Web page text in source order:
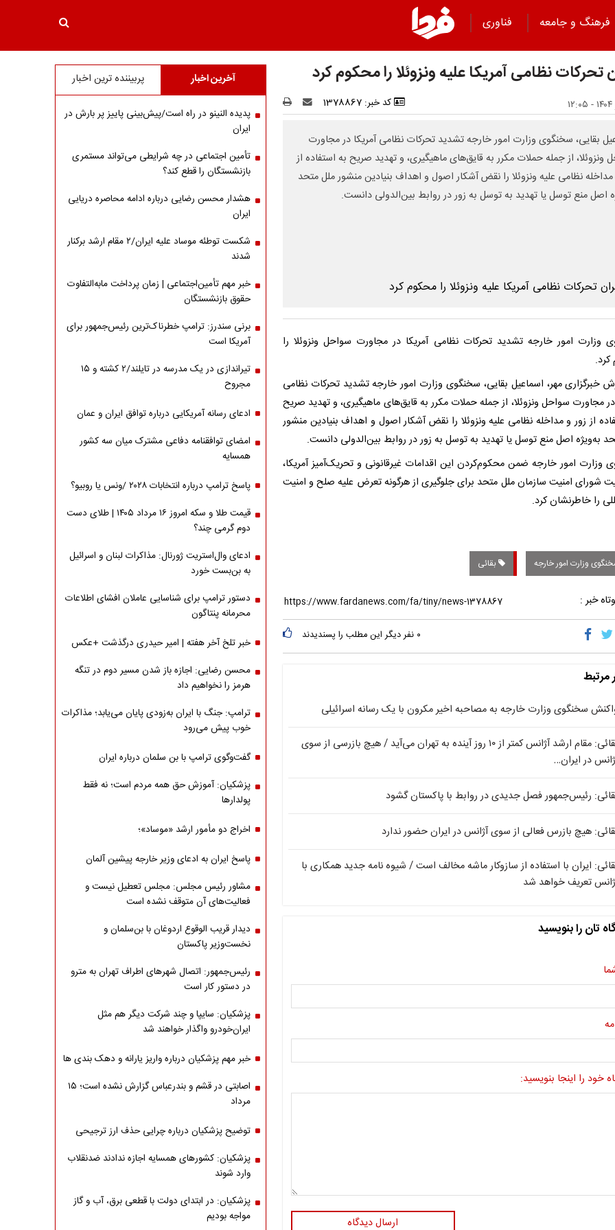
فرهنگ و جامعه
فناوری
تحرکات نظامی آمریکا علیه ونزوئلا را محکوم کرد
کد خبر: 1378867
بقایی، سخنگوی وزارت امور خارجه تشدید تحرکات نظامی آمریکا در مجاورت
ونزوئلا، از جمله حملات مکرر به قایق‌های ماهیگیری، و تهدید صریح به استفاده از
مداخله نظامی علیه ونزوئلا را نقض آشکار اصول و اهداف بنیادین منشور ملل متحد
اصل منع توسل یا تهدید به توسل به زور در روابط بین‌الدولی دانست.
وزارت امور خارجه تشدید تحرکات نظامی آمریکا در مجاورت سواحل ونزوئلا را
خبرگزاری مهر، اسماعیل بقایی، سخنگوی وزارت امور خارجه تشدید تحرکات نظامی
در مجاورت سواحل ونزوئلا، از جمله حملات مکرر به قایق‌های ماهیگیری، و تهدید صریح
از زور و مداخله نظامی علیه ونزوئلا را نقض آشکار اصول و اهداف بنیادین منشور
به‌ویژه اصل منع توسل یا تهدید به توسل به زور در روابط بین‌الدولی دانست.
وزارت امور خارجه ضمن محکوم‌کردن این اقدامات غیرقانونی و تحریک‌آمیز آمریکا،
شورای امنیت سازمان ملل متحد برای جلوگیری از هرگونه تعرض علیه صلح و امنیت
را خاطرنشان کرد.
وزارت امور خارجه بقائی
خبر :
۰ نفر دیگر این مطلب را پسندیدند
مرتبط
سخنگوی وزارت خارجه به مصاحبه اخیر مکرون با یک رسانه اسرائیلی
بقائی: مقام ارشد آژانس کمتر از ۱۰ روز آینده به تهران می‌آید / هیچ بازرسی از سوی
در ایران…
رئیس‌جمهور فصل جدیدی در روابط با پاکستان گشود
هیچ بازرس فعالی از سوی آژانس در ایران حضور ندارد
ایران با استفاده از سازوکار ماشه مخالف است / شیوه نامه جدید همکاری با
تعریف خواهد شد
تان را بنویسید
خود را اینجا بنویسید:
ارسال دیدگاه
آخرین اخبار پربیننده ترین اخبار
پدیده النینو در راه است/پیش‌بینی پاییز پر بارش در
ایران
تأمین اجتماعی در چه شرایطی می‌تواند مستمری
بازنشستگان را قطع کند؟
هشدار محسن رضایی درباره ادامه محاصره دریایی
ایران
شکست توطئه موساد علیه ایران/۲ مقام‌ ارشد برکنار
شدند
خبر مهم تأمین‌اجتماعی | زمان پرداخت مابه‌التفاوت
حقوق بازنشستگان
برنی سندرز: ترامپ خطرناک‌ترین رئیس‌جمهور برای
آمریکا است
تیراندازی در یک مدرسه در تایلند/۲ کشته و ۱۵
مجروح
ادعای رسانه آمریکایی درباره توافق ایران و عمان
امضای توافقنامه دفاعی مشترک میان سه کشور
همسایه
پاسخ ترامپ درباره انتخابات ۲۰۲۸ /ونس یا روبیو؟
قیمت طلا و سکه امروز ۱۶ مرداد ۱۴۰۵ | طلای دست
دوم گرمی چند؟
ادعای وال‌استریت ژورنال: مذاکرات لبنان و اسرائیل
به بن‌بست خورد
دستور ترامپ برای شناسایی عاملان افشای اطلاعات
محرمانه پنتاگون
خبر تلخ آخر هفته | امیر حیدری درگذشت +عکس
محسن رضایی: اجازه باز شدن مسیر دوم در تنگه
هرمز را نخواهیم داد
ترامپ: جنگ با ایران به‌زودی پایان می‌یابد؛ مذاکرات
خوب پیش می‌رود
گفت‌وگوی ترامپ با بن سلمان درباره ایران
پزشکیان: آموزش حق همه مردم است؛ نه فقط
پولدارها
اخراج دو مأمور ارشد «موساد»؛
پاسخ ایران به ادعای وزیر خارجه پیشین آلمان
مشاور رئیس مجلس: مجلس تعطیل نیست و
فعالیت‌های آن متوقف نشده است
دیدار قریب الوقوع اردوغان با بن‌سلمان و
نخست‌وزیر پاکستان
رئیس‌جمهور: اتصال شهرهای اطراف تهران به مترو
در دستور کار است
پزشکیان: سایپا و چند شرکت دیگر هم مثل
ایران‌خودرو واگذار خواهند شد
خبر مهم پزشکیان درباره واریز یارانه و دهک بندی ها
اصابتی در قشم و بندرعباس گزارش نشده است؛ ۱۵
مرداد
توضیح پزشکیان درباره چرایی حذف ارز ترجیحی
پزشکیان: کشورهای همسایه اجازه ندادند ضدنقلاب
وارد شوند
پزشکیان: در ابتدای دولت با قطعی برق، آب و گاز
مواجه بودیم